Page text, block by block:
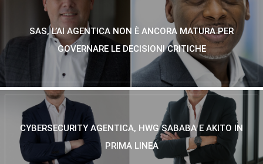
SAS, L’AI AGENTICA NON È ANCORA MATURA PER
GOVERNARE LE DECISIONI CRITICHE
CYBERSECURITY AGENTICA, HWG SABABA E AKITO IN
PRIMA LINEA